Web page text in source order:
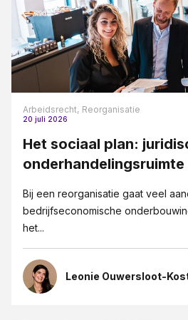
Arbeidsrecht, Reorganisatie
20 juli 2026
Het sociaal plan:
Bij een reorganisatie gaat veel
bedrijfseconomische
het...
Leonie Ouwersloot-